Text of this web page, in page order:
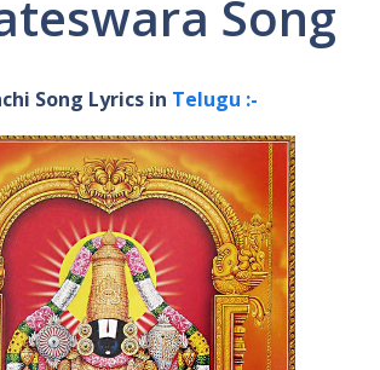
Song
Song Lyrics in Telugu :-